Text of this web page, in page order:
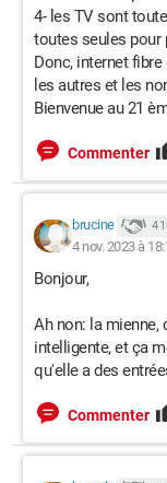
4- les TV sont
toutes seules pour
Donc, internet
les autres et les
Bienvenue au 21
Commenter
brucine 4
4 nov. 2023 à
Bonjour,
Ah non: la mienne,
intelligente, et ça
qu'elle a des
Commenter